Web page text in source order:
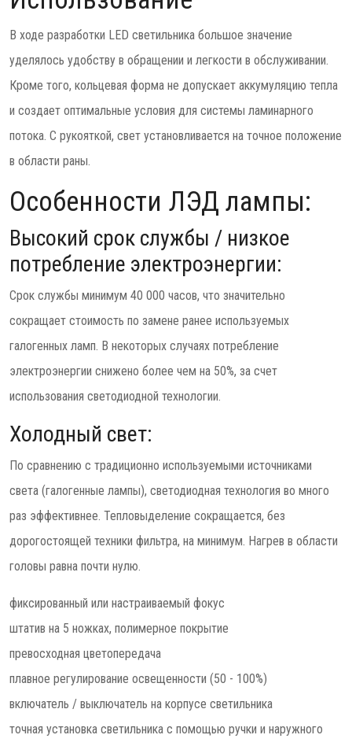
В ходе разработки LED светильника большое значение
уделялось удобству в обращении и легкости в обслуживании.
Кроме того, кольцевая форма не допускает аккумуляцию тепла
и создает оптимальные условия для системы ламинарного
потока. С рукояткой, свет установливается на точное положение
в области раны.
Особенности ЛЭД лампы:
Высокий срок службы / низкое
потребление электроэнергии:
Срок службы минимум 40 000 часов, что значительно
сокращает стоимость по замене ранее используемых
галогенных ламп. В некоторых случаях потребление
электроэнергии снижено более чем на 50%, за счет
использования светодиодной технологии.
Холодный свет:
По сравнению с традиционно используемыми источниками
света (галогенные лампы), светодиодная технология во много
раз эффективнее. Тепловыделение сокращается, без
дорогостоящей техники фильтра, на минимум. Нагрев в области
головы равна почти нулю.
фиксированный или настраиваемый фокус
штатив на 5 ножках, полимерное покрытие
превосходная цветопередача
плавное регулирование освещенности (50 - 100%)
включатель / выключатель на корпусе светильника
точная установка светильника с помощью ручки и наружного